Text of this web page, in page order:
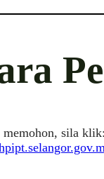
sila klik: